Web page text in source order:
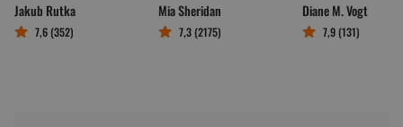
Jakub Rutka
7,6 (352)
Mia Sheridan
7,3 (2175)
Diane M. Vogt
7,9 (131)